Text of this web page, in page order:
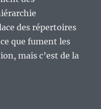
des répertoires
que fument les
mais c’est de la